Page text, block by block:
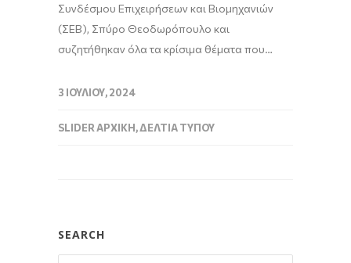
Συνδέσμου Επιχειρήσεων και Βιομηχανιών
(ΣΕΒ), Σπύρο Θεοδωρόπουλο και
συζητήθηκαν όλα τα κρίσιμα θέματα που…
3 ΙΟΥΛΊΟΥ, 2024
SLIDER ΑΡΧΙΚΉ,ΔΕΛΤΊΑ ΤΎΠΟΥ
SEARCH